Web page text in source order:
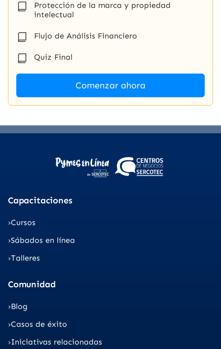
Protección de la marca y propiedad
intelectual
Flujo de Análisis Financiero
Quiz Final
Comenzar ahora
Capacitaciones
Cursos
Sábados en línea
Talleres
Comunidad
Blog
Casos de éxito
Iniciativas relacionadas